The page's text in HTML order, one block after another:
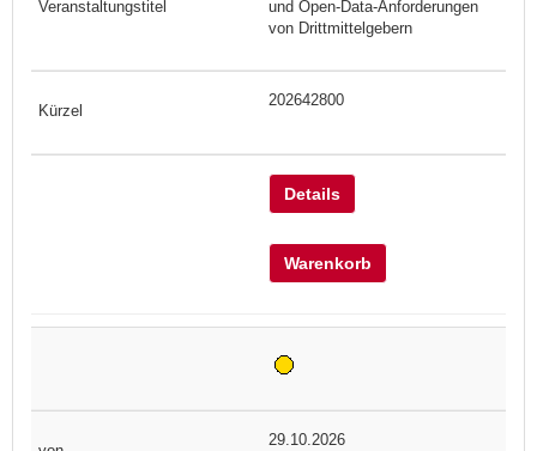
und Open-Data-Anforderungen
von Drittmittelgebern
202642800
Details
Warenkorb
29.10.2026